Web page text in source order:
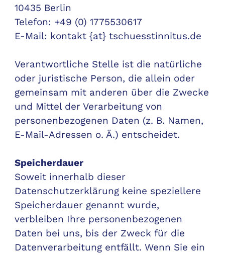
10435 Berlin
Telefon: +49 (0) 1775530617
E-Mail: kontakt {at} tschuesstinnitus.de
Verantwortliche Stelle ist die natürliche
oder juristische Person, die allein oder
gemeinsam mit anderen über die Zwecke
und Mittel der Verarbeitung von
personenbezogenen Daten (z. B. Namen,
E-Mail-Adressen o. Ä.) entscheidet.
Speicherdauer
Soweit innerhalb dieser
Datenschutzerklärung keine speziellere
Speicherdauer genannt wurde,
verbleiben Ihre personenbezogenen
Daten bei uns, bis der Zweck für die
Datenverarbeitung entfällt. Wenn Sie ein